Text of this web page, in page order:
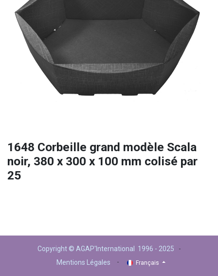
1648 Corbeille grand modèle Scala
noir, 380 x 300 x 100 mm colisé par
25
Copyright © AGAP'International 1996 - 2025 -
Mentions Légales
- Français